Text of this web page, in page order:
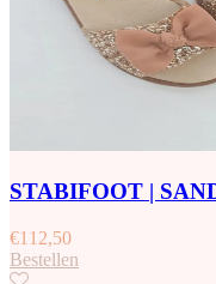
STABIFOOT |
€112,50
Bestellen